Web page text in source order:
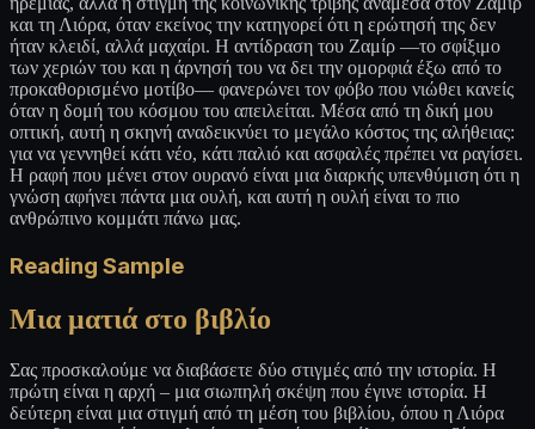
και τη Λιόρα, όταν εκείνος την κατηγορεί ότι η ερώτησή της δεν
ήταν κλειδί, αλλά μαχαίρι. Η αντίδραση του Ζαμίρ —το σφίξιμο
των χεριών του και η άρνησή του να δει την ομορφιά έξω από το
προκαθορισμένο μοτίβο— φανερώνει τον φόβο που νιώθει κανείς
όταν η δομή του κόσμου του απειλείται. Μέσα από τη δική μου
οπτική, αυτή η σκηνή αναδεικνύει το μεγάλο κόστος της αλήθειας:
για να γεννηθεί κάτι νέο, κάτι παλιό και ασφαλές πρέπει να ραγίσει.
Η ραφή που μένει στον ουρανό είναι μια διαρκής υπενθύμιση ότι η
γνώση αφήνει πάντα μια ουλή, και αυτή η ουλή είναι το πιο
ανθρώπινο κομμάτι πάνω μας.
Reading Sample
Μια ματιά στο βιβλίο
Σας προσκαλούμε να διαβάσετε δύο στιγμές από την ιστορία. Η
πρώτη είναι η αρχή – μια σιωπηλή σκέψη που έγινε ιστορία. Η
δεύτερη είναι μια στιγμή από τη μέση του βιβλίου, όπου η Λιόρα